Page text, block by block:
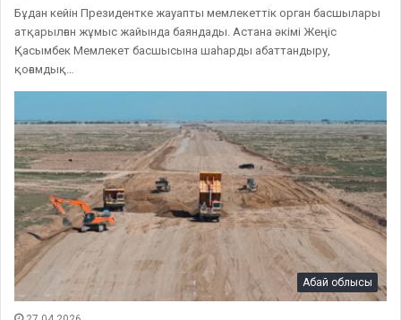
Бұдан кейін Президентке жауапты мемлекеттік орган басшылары
атқарылған жұмыс жайында баяндады. Астана әкімі Жеңіс
Қасымбек Мемлекет басшысына шаһарды абаттандыру,
қоғамдық…
Абай облысы